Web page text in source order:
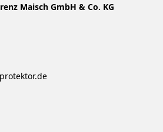
Maisch GmbH & Co. KG